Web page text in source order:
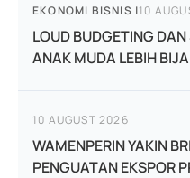
EKONOMI BISNIS |10
LOUD BUDGETING
ANAK MUDA LEBIH
10 AUGUST 2026
WAMENPERIN YAKIN
PENGUATAN EKSPOR